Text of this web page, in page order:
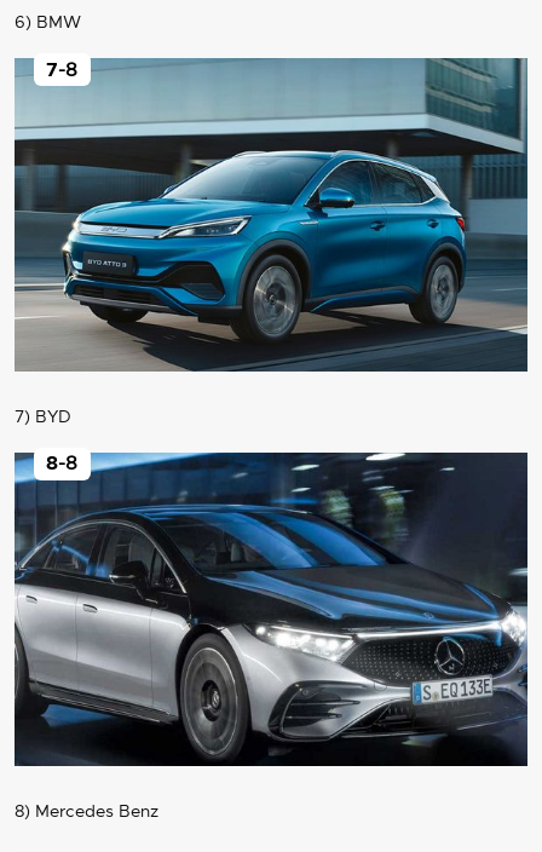
6) BMW
7) BYD
7-8
8) Mercedes Benz
8-8